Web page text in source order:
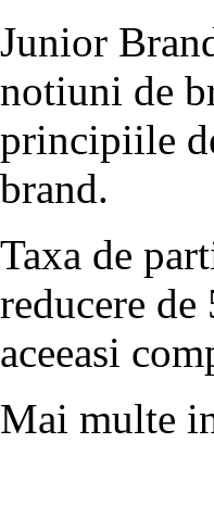
Junior
notiuni de
principiile
brand.
Taxa de
reducere
aceeasi
Mai multe